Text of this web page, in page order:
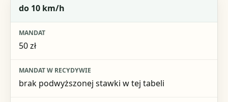
Przekroczenie prędkości
Mandat
do 10 km/h
50 zł
brak podwyższonej stawki w tej tabeli